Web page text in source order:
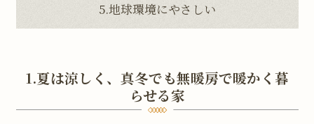
5.地球環境にやさしい
1.夏は涼しく、真冬でも無暖房で暖かく暮
らせる家